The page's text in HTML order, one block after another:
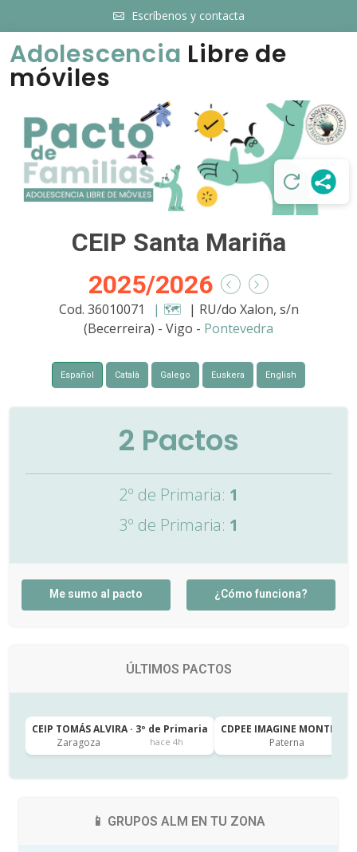
Escríbenos y contacta
Adolescencia Libre de
móviles
CEIP Santa Mariña
2025/2026
Cod. 36010071 | 🗺️ | RU/do Xalon, s/n
(Becerreira) - Vigo - Pontevedra
Español Català Galego Euskera English
2 Pactos
2º de Primaria: 1
3º de Primaria: 1
Me sumo al pacto ¿Cómo funciona?
ÚLTIMOS PACTOS
CEIP TOMÁS ALVIRA · 3º de Primaria
Zaragoza
hace 4h
CDPEE IMAGINE
Paterna
📱 GRUPOS ALM EN TU ZONA